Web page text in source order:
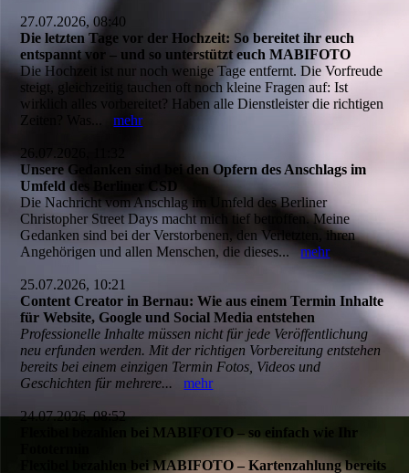
27.07.2026, 08:40
Die letzten Tage vor der Hochzeit: So bereitet ihr euch
entspannt vor – und so unterstützt euch MABIFOTO
Die Hochzeit ist nur noch wenige Tage entfernt. Die Vorfreude
steigt, gleichzeitig tauchen oft noch kleine Fragen auf: Ist
wirklich alles vorbereitet? Haben alle Dienstleister die richtigen
Zeiten? Was...mehr
26.07.2026, 11:32
Unsere Gedanken sind bei den Opfern des Anschlags im
Umfeld des Berliner CSD
Die Nachricht vom Anschlag im Umfeld des Berliner
Christopher Street Days macht mich tief betroffen. Meine
Gedanken sind bei der Verstorbenen, den Verletzten, ihren
Angehörigen und allen Menschen, die dieses...mehr
25.07.2026, 10:21
Content Creator in Bernau: Wie aus einem Termin Inhalte
für Website, Google und Social Media entstehen
Professionelle Inhalte müssen nicht für jede Veröffentlichung
neu erfunden werden. Mit der richtigen Vorbereitung entstehen
bereits bei einem einzigen Termin Fotos, Videos und
Geschichten für mehrere...
mehr
24.07.2026, 08:52
Flexibel bezahlen bei MABIFOTO – so einfach wie Ihr
Flexibel bezahlen bei MABIFOTO – Kartenzahlung bereits